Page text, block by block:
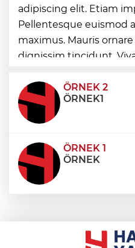
Maltepe’de,
ziyafeti
adipiscing elit. Etiam
Pellentesque euismod
maximus. Mauris
dignissim tincidunt.
condimentum eros et,
ÖRNEK 2
ÖRNEK1
ÖRNEK 1
ÖRNEK